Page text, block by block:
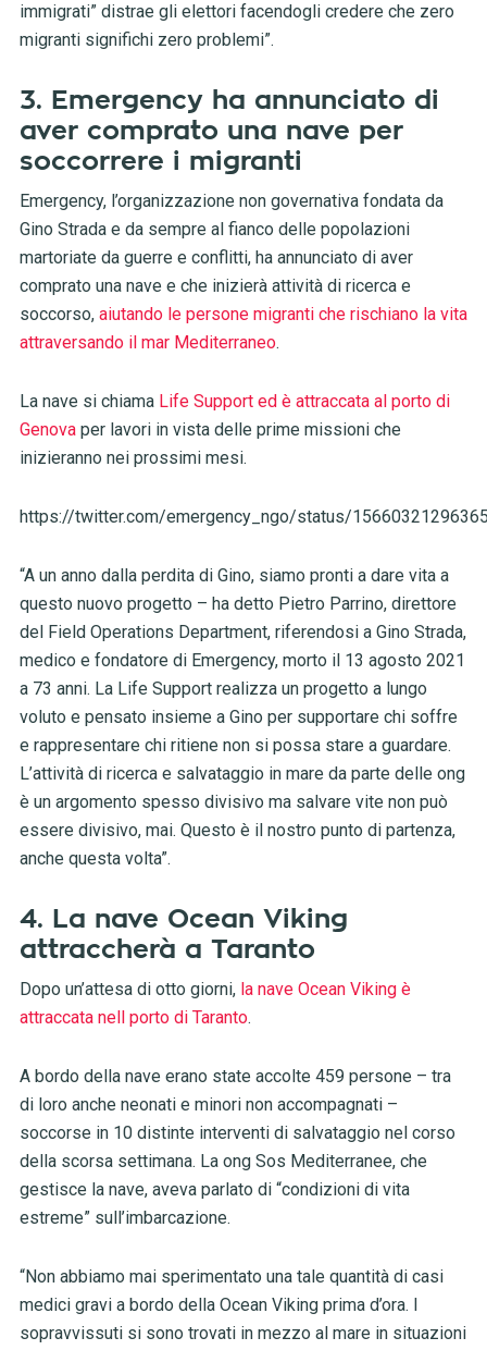
immigrati” distrae gli elettori facendogli credere che zero
migranti significhi zero problemi”.
3. Emergency ha annunciato di
aver comprato una nave per
soccorrere i migranti
Emergency, l’organizzazione non governativa fondata da
Gino Strada e da sempre al fianco delle popolazioni
martoriate da guerre e conflitti, ha annunciato di aver
comprato una nave e che inizierà attività di ricerca e
soccorso, aiutando le persone migranti che rischiano la vita
attraversando il mar Mediterraneo.
La nave si chiama Life Support ed è attraccata al porto di
Genovaper lavori in vista delle prime missioni che
inizieranno nei prossimi mesi.
https://twitter.com/emergency_ngo/status/
“A un anno dalla perdita di Gino, siamo pronti a dare vita a
questo nuovo progetto – ha detto Pietro Parrino, direttore
del Field Operations Department, riferendosi a Gino Strada,
medico e fondatore di Emergency, morto il 13 agosto 2021
a 73 anni. La Life Support realizza un progetto a lungo
voluto e pensato insieme a Gino per supportare chi soffre
e rappresentare chi ritiene non si possa stare a guardare.
L’attività di ricerca e salvataggio in mare da parte delle ong
è un argomento spesso divisivo ma salvare vite non può
essere divisivo, mai. Questo è il nostro punto di partenza,
anche questa volta”.
4. La nave Ocean Viking
attraccherà a Taranto
Dopo un’attesa di otto giorni, la nave Ocean Viking è
attraccata nell porto di Taranto.
A bordo della nave erano state accolte 459 persone – tra
di loro anche neonati e minori non accompagnati –
soccorse in 10 distinte interventi di salvataggio nel corso
della scorsa settimana. La ong Sos Mediterranee, che
gestisce la nave, aveva parlato di “condizioni di vita
estreme” sull’imbarcazione.
“Non abbiamo mai sperimentato una tale quantità di casi
medici gravi a bordo della Ocean Viking prima d’ora. I
sopravvissuti si sono trovati in mezzo al mare in situazioni